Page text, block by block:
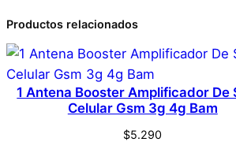
d
c
a
Dimensiones
Marca
Plateada
0 valoraciones en
Cigarrera Con
Encendedor
On Top – Plateada
Productos relacionados
1 Antena Booster Amplificador De
Celular Gsm 3g 4g Bam
$5.290